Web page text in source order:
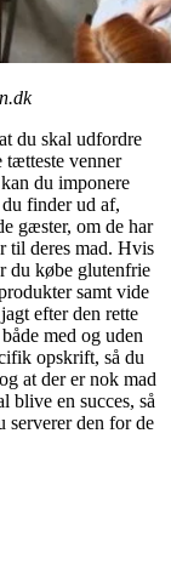
du skal udfordre
tætteste venner
du imponere
finder ud af,
gæster, om de har
til deres mad. Hvis
du købe glutenfrie
samt vide
efter den rette
med og uden
opskrift, så du
at der er nok mad
blive en succes, så
serverer den for de